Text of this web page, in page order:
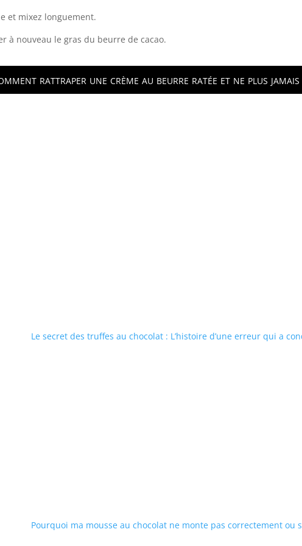
et mixez longuement.
à nouveau le gras du beurre de cacao.
rattraper une crème au beurre ratée et ne plus
Le secret des truffes au chocolat : L’histoire d’une erreur qui a
Pourquoi ma mousse au chocolat ne monte pas correctement ou